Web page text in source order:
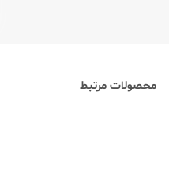
محصولات مرتبط